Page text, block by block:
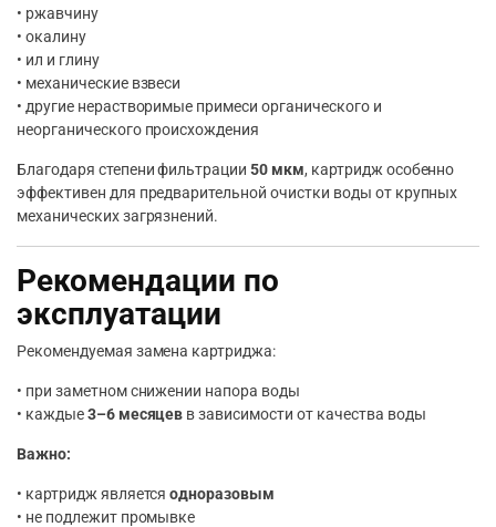
• ржавчину
• окалину
• ил и глину
• механические взвеси
• другие нерастворимые примеси органического и
неорганического происхождения
Благодаря степени фильтрации50 мкм, картридж особенно
эффективен для предварительной очистки воды от крупных
механических загрязнений.
Рекомендации по
эксплуатации
Рекомендуемая замена картриджа:
• при заметном снижении напора воды
• каждые3–6 месяцев в зависимости от качества воды
Важно:
• картридж являетсяодноразовым
• не подлежит промывке